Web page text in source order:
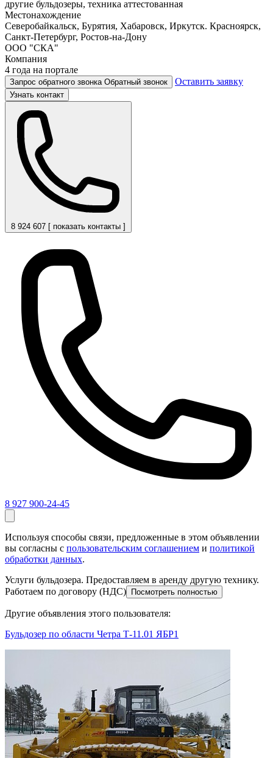
другие бульдозеры, техника аттестованная
Местонахождение
Северобайкальск, Бурятия, Хабаровск, Иркутск. Красноярск,
Санкт-Петербург, Ростов-на-Дону
ООО "СКА"
Компания
4 года на портале
Запрос обратного звонка Обратный звонок Оставить заявку
Узнать контакт
8 924 607 [ показать контакты ]
8 927 900-24-45
Используя способы связи, предложенные в этом объявлении
вы согласны с пользовательским соглашением и политикой
обработки данных.
Услуги бульдозера. Предоставляем в аренду другую технику.
Работаем по договору (НДС)
Посмотреть полностью
Другие объявления этого пользователя:
Бульдозер по области Четра Т-11.01 ЯБР1